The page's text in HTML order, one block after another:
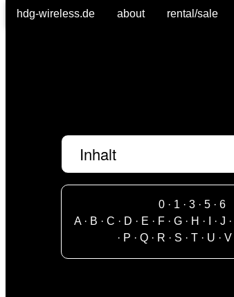
hdg-wireless.de about rental/sale
Inhalt
0· 1· 3· 5· 6
A· B ·C · D · E · F ·G · H · ·J ·
· P · Q· R · S · T · U · V